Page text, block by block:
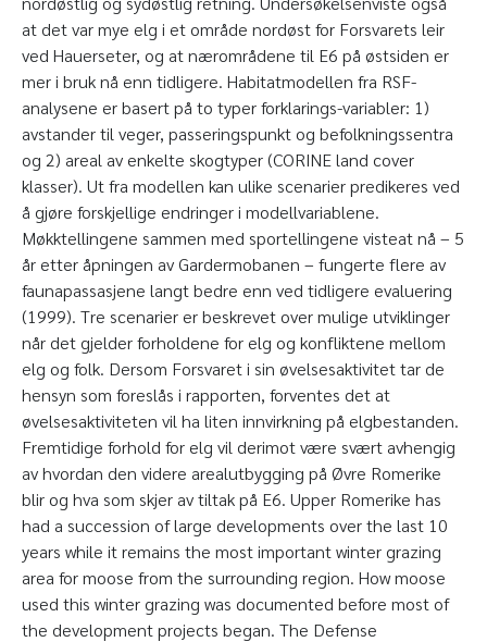
at det var mye elg i et område nordøst for Forsvarets leir
ved Hauerseter, og at nærområdene til E6 på østsiden er
mer i bruk nå enn tidligere. Habitatmodellen fra RSF-
analysene er basert på to typer forklarings-variabler: 1)
avstander til veger, passeringspunkt og befolkningssentra
og 2) areal av enkelte skogtyper (CORINE land cover
klasser). Ut fra modellen kan ulike scenarier predikeres ved
å gjøre forskjellige endringer i modellvariablene.
Møkktellingene sammen med sportellingene visteat nå – 5
år etter åpningen av Gardermobanen – fungerte flere av
faunapassasjene langt bedre enn ved tidligere evaluering
(1999). Tre scenarier er beskrevet over mulige utviklinger
når det gjelder forholdene for elg og konfliktene mellom
elg og folk. Dersom Forsvaret i sin øvelsesaktivitet tar de
hensyn som foreslås i rapporten, forventes det at
øvelsesaktiviteten vil ha liten innvirkning på elgbestanden.
Fremtidige forhold for elg vil derimot være svært avhengig
av hvordan den videre arealutbygging på Øvre Romerike
blir og hva som skjer av tiltak på E6. Upper Romerike has
had a succession of large developments over the last 10
years while it remains the most important winter grazing
area for moose from the surrounding region. How moose
used this winter grazing was documented before most of
the development projects began. The Defense